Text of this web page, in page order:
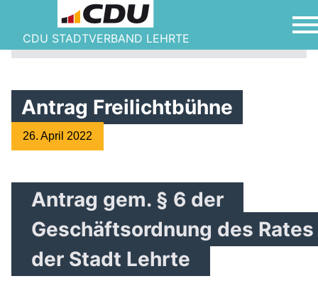
CDU STADTVERBAND LEHRTE
Antrag Freilichtbühne
26. April 2022
Antrag gem. § 6 der
Geschäftsordnung des Rates
der Stadt Lehrte